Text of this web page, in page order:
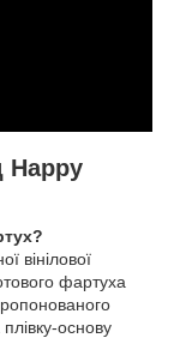
Happy
вінілової
фартуха
основу